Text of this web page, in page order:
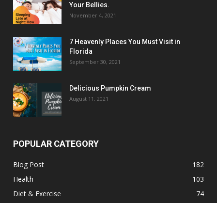
Your Bellies.
November 4, 2021
7 Heavenly Places You Must Visit in
Florida
September 30, 2021
Delicious Pumpkin Cream
August 11, 2021
POPULAR CATEGORY
Blog Post
182
Health
103
Diet & Exercise
74